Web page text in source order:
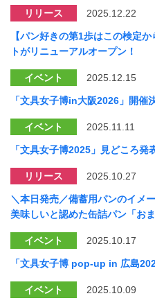
リリース 2025.12.22
【パン好きの第1歩はこの検定
トがリニューアルオープン！
イベント 2025.12.15
「文具女子博in大阪2026」開催
イベント 2025.11.11
「文具女子博2025」見どころ発
リリース 2025.10.27
＼本日発売／備蓄用パンのイメ
美味しいと認めた缶詰パン「おま
イベント 2025.10.17
「文具女子博 pop-up in 広島
イベント 2025.10.09